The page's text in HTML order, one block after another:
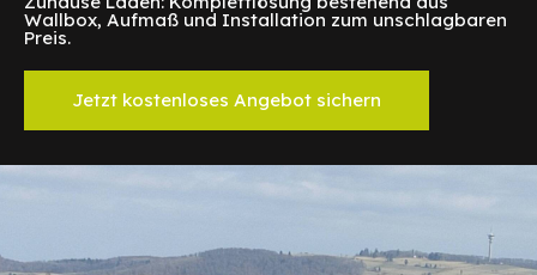
Wallbox, Aufmaß und Installation zum unschlagbaren
Preis.
Jetzt kostenloses Angebot sichern